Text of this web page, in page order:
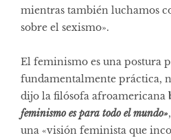
mientras también luchamos
sobre el sexismo».
El feminismo es una postura
fundamentalmente práctica,
dijo la filósofa afroamericana
feminismo es para todo el mundo»
una «visión feminista que